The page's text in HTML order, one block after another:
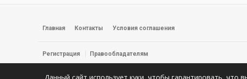
Главная Контакты Условия соглашения
Регистрация
Правообладателям